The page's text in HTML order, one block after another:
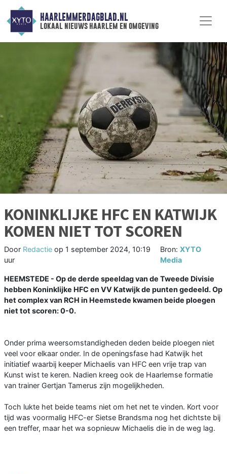
HAARLEMMERDAGBLAD.NL
lokaal nieuws haarlem en omgeving
KONINKLIJKE HFC EN KATWIJK
KOMEN NIET TOT SCOREN
Door Redactie op 1 september 2024, 10:19
uur
Bron: XYTO
Media
HEEMSTEDE - Op de derde speeldag van de Tweede Divisie
hebben Koninklijke HFC en VV Katwijk de punten gedeeld. Op
het complex van RCH in Heemstede kwamen beide ploegen
niet tot scoren: 0-0.
Onder prima weersomstandigheden deden beide ploegen niet
veel voor elkaar onder. In de openingsfase had Katwijk het
initiatief waarbij keeper Michaelis van HFC een vrije trap van
Kunst wist te keren. Nadien kreeg ook de Haarlemse formatie
van trainer Gertjan Tamerus zijn mogelijkheden.
Toch lukte het beide teams niet om het net te vinden. Kort voor
tijd was voormalig HFC-er Sietse Brandsma nog het dichtste bij
een treffer, maar het wa sopnieuw Michaelis die in de weg lag.